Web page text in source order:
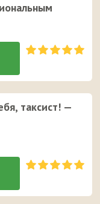
таксист! —